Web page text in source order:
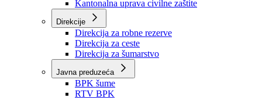
Kantonalna uprava za inspekcijske poslove
Kantonalna uprava civilne zaštite
Direkcije
Direkcija za robne rezerve
Direkcija za ceste
Direkcija za šumarstvo